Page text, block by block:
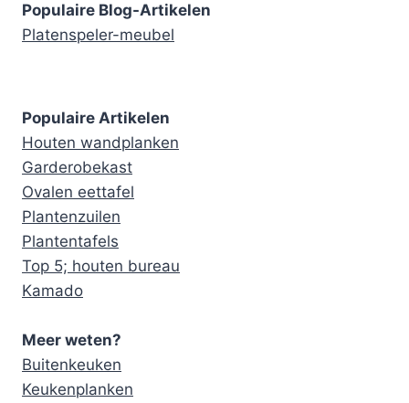
Populaire Blog-Artikelen
Platenspeler-meubel
Populaire Artikelen
Houten wandplanken
Garderobekast
Ovalen eettafel
Plantenzuilen
Plantentafels
Top 5; houten bureau
Kamado
Meer weten?
Buitenkeuken
Keukenplanken